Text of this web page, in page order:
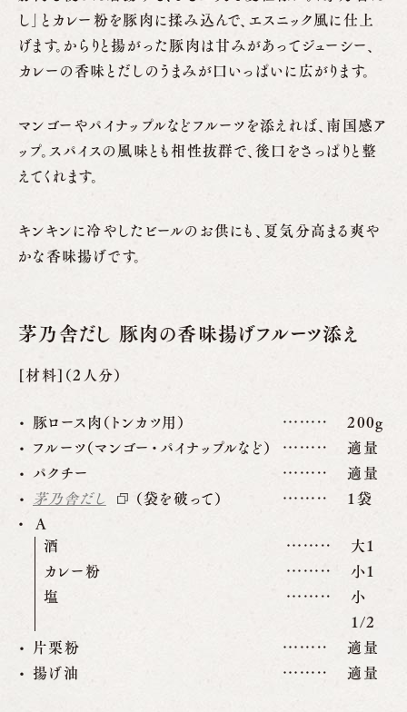
し」とカレー粉を豚肉に揉み込んで、エスニック風に仕上
げます。からりと揚がった豚肉は甘みがあってジューシー、
カレーの香味とだしのうまみが口いっぱいに広がります。
マンゴーやパイナップルなどフルーツを添えれば、南国感ア
ップ。スパイスの風味とも相性抜群で、後口をさっぱりと整
えてくれます。
キンキンに冷やしたビールのお供にも、夏気分高まる爽や
かな香味揚げです。
茅乃舎だし 豚肉の香味揚げフルーツ添え
[材料]（2人分）
豚ロース肉（トンカツ用）
200g
フルーツ（マンゴー・パイナップルなど）
適量
パクチー
適量
茅乃舎だし
（袋を破って）
1袋
A
酒
大1
カレー粉
小1
塩
小
1/2
片栗粉
適量
揚げ油
適量